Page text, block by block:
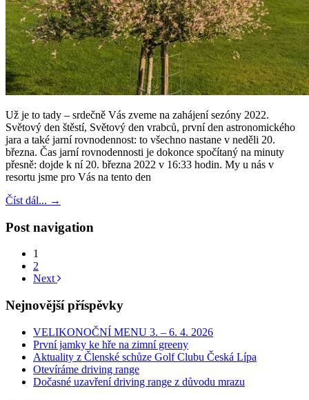
Už je to tady – srdečně Vás zveme na zahájení sezóny 2022.
Světový den štěstí, Světový den vrabců, první den astronomického
jara a také jarní rovnodennost: to všechno nastane v neděli 20.
března. Čas jarní rovnodennosti je dokonce spočítaný na minuty
přesně: dojde k ní 20. března 2022 v 16:33 hodin. My u nás v
resortu jsme pro Vás na tento den
Číst dál... →
Post navigation
1
2
Next
Nejnovější příspěvky
VELIKONOČNÍ MENU 3. – 6. 4. 2026
První jamky ke hře na zimní greeny
Aktuality z Členské schůze Golf Clubu Česká Lípa
Otevíráme driving range
Dočasné uzavření driving range z důvodu mrazu